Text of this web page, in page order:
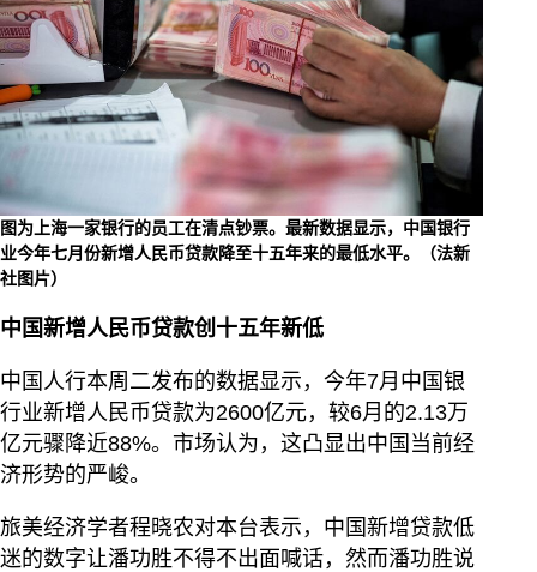
图为上海一家银行的员工在清点钞票。最新数据显示，中国银行
业今年七月份新增人民币贷款降至十五年来的最低水平。（法新
社图片）
中国新增人民币贷款创十五年新低
中国人行本周二发布的数据显示，今年7月中国银
行业新增人民币贷款为2600亿元，较6月的2.13万
亿元骤降近88%。市场认为，这凸显出中国当前经
济形势的严峻。
旅美经济学者程晓农对本台表示，中国新增贷款低
迷的数字让潘功胜不得不出面喊话，然而潘功胜说